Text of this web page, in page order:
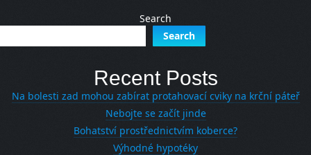
Search
Search
Recent Posts
Na bolesti zad mohou zabírat protahovací cviky na krční páteř
Nebojte se začít jinde
Bohatství prostřednictvím koberce?
Výhodné hypotéky